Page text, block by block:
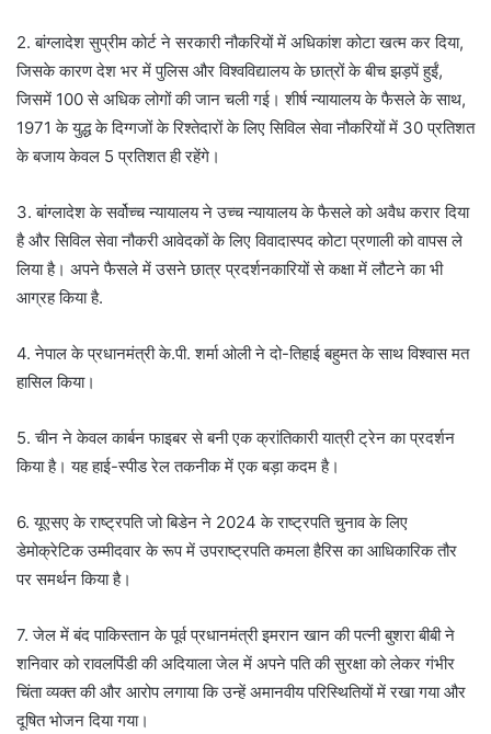
2. बांग्लादेश सुप्रीम कोर्ट ने सरकारी नौकरियों में अधिकांश कोटा खत्म कर दिया,
जिसके कारण देश भर में पुलिस और विश्वविद्यालय के छात्रों के बीच झड़पें हुईं,
जिसमें 100 से अधिक लोगों की जान चली गई। शीर्ष न्यायालय के फैसले के साथ,
1971 के युद्ध के दिग्गजों के रिश्तेदारों के लिए सिविल सेवा नौकरियों में 30 प्रतिशत
के बजाय केवल 5 प्रतिशत ही रहेंगे।
3. बांग्लादेश के सर्वोच्च न्यायालय ने उच्च न्यायालय के फैसले को अवैध करार दिया
है और सिविल सेवा नौकरी आवेदकों के लिए विवादास्पद कोटा प्रणाली को वापस ले
लिया है। अपने फैसले में उसने छात्र प्रदर्शनकारियों से कक्षा में लौटने का भी
आग्रह किया है.
4. नेपाल के प्रधानमंत्री के.पी. शर्मा ओली ने दो-तिहाई बहुमत के साथ विश्वास मत
हासिल किया।
5. चीन ने केवल कार्बन फाइबर से बनी एक क्रांतिकारी यात्री ट्रेन का प्रदर्शन
किया है। यह हाई-स्पीड रेल तकनीक में एक बड़ा कदम है।
6. यूएसए के राष्ट्रपति जो बिडेन ने 2024 के राष्ट्रपति चुनाव के लिए
डेमोक्रेटिक उम्मीदवार के रूप में उपराष्ट्रपति कमला हैरिस का आधिकारिक तौर
पर समर्थन किया है।
7. जेल में बंद पाकिस्तान के पूर्व प्रधानमंत्री इमरान खान की पत्नी बुशरा बीबी ने
शनिवार को रावलपिंडी की अदियाला जेल में अपने पति की सुरक्षा को लेकर गंभीर
चिंता व्यक्त की और आरोप लगाया कि उन्हें अमानवीय परिस्थितियों में रखा गया और
दूषित भोजन दिया गया।